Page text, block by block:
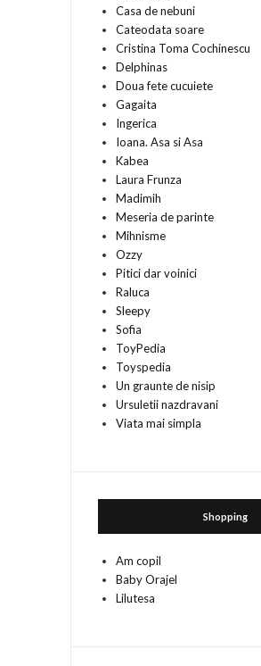
Casa de nebuni
Cateodata soare
Cristina Toma Cochinescu
Delphinas
Doua fete cucuiete
Gagaita
Ingerica
Ioana. Asa si Asa
Kabea
Laura Frunza
Madimih
Meseria de parinte
Mihnisme
Ozzy
Pitici dar voinici
Raluca
Sleepy
Sofia
ToyPedia
Toyspedia
Un graunte de nisip
Ursuletii nazdravani
Viata mai simpla
Shopping
Am copil
Baby Orajel
Lilutesa